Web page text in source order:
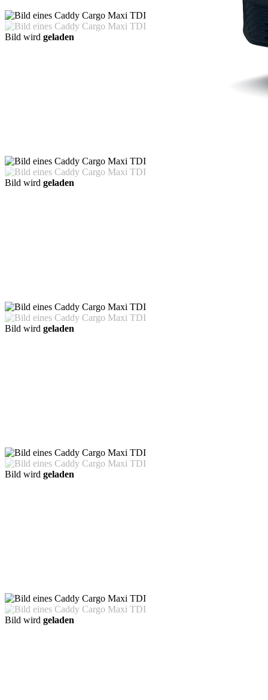
Bild wird geladen
Bild wird geladen
Bild wird geladen
Bild wird geladen
Bild wird geladen